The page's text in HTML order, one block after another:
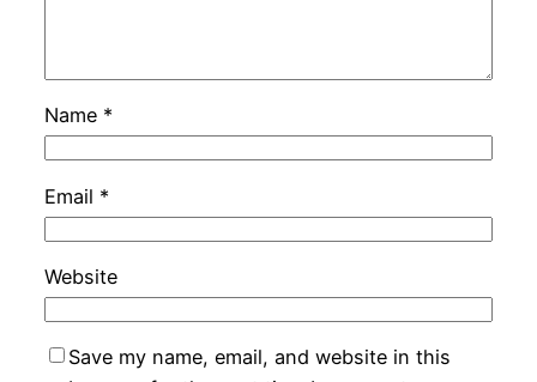
Name *
Email *
Website
Save my name, email, and website in this